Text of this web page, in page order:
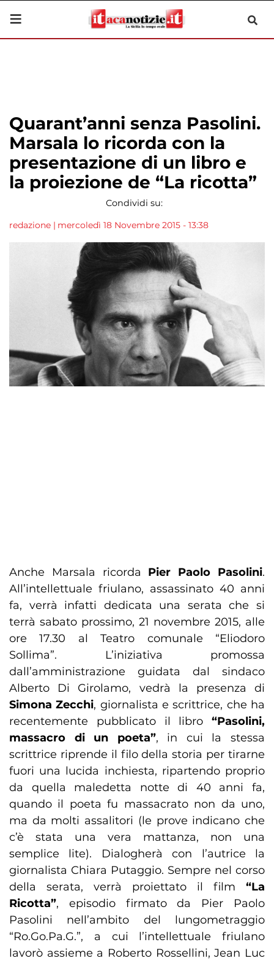
Quarant’anni senza Pasolini.
Marsala lo ricorda con la
presentazione di un libro e
la proiezione de “La ricotta”
Condividi su:
redazione | mercoledì 18 Novembre 2015 - 13:38
Anche Marsala ricorda Pier Paolo Pasolini.
All’intellettuale friulano, assassinato 40 anni
fa, verrà infatti dedicata una serata che si
terrà sabato prossimo, 21 novembre 2015, alle
ore 17.30 al Teatro comunale “Eliodoro
Sollima”. L’iniziativa promossa
dall’amministrazione guidata dal sindaco
Alberto Di Girolamo, vedrà la presenza di
Simona Zecchi, giornalista e scrittrice, che ha
recentemente pubblicato il libro “Pasolini,
massacro di un poeta”, in cui la stessa
scrittrice riprende il filo della storia per tirarne
fuori una lucida inchiesta, ripartendo proprio
da quella maledetta notte di 40 anni fa,
quando il poeta fu massacrato non da uno,
ma da molti assalitori (le prove indicano che
c’è stata una vera mattanza, non una
semplice lite). Dialogherà con l’autrice la
giornalista Chiara Putaggio. Sempre nel corso
della serata, verrà proiettato il film “La
Ricotta”, episodio firmato da Pier Paolo
Pasolini nell’ambito del lungometraggio
“Ro.Go.Pa.G.”, a cui l’intellettuale friulano
lavorò assieme a Roberto Rossellini, Jean Luc